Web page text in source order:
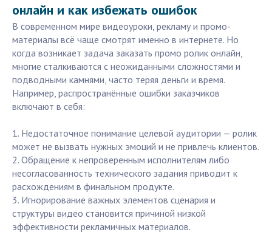
онлайн и как избежать ошибок
В современном мире видеоуроки, рекламу и промо-
материалы всё чаще смотрят именно в интернете. Но
когда возникает задача заказать промо ролик онлайн,
многие сталкиваются с неожиданными сложностями и
подводными камнями, часто теряя деньги и время.
Например, распространённые ошибки заказчиков
включают в себя:
1. Недостаточное понимание целевой аудитории — ролик
может не вызвать нужных эмоций и не привлечь клиентов.
2. Обращение к непроверенным исполнителям либо
несогласованность технического задания приводит к
расхождениям в финальном продукте.
3. Игнорирование важных элементов сценария и
структуры видео становится причиной низкой
эффективности рекламичных материалов.